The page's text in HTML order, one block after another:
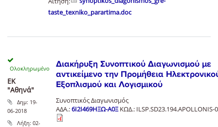
taste_texniko_parartima.doc
Διακήρυξη Συνοπτικού Διαγωνισμού με
αντικείμενο την Προμήθεια
Εξοπλισμού και Λογισμικού
Συνοπτικός Διαγωνισμός
ΑΔΑ.:6Ι2Ι469ΗΞΩ-Α0ΞΚΩΔ.: ILSP.SD23.194.APOLLONIS-
ΕΚ
"Αθηνά"
Δημ: 19-
06-2018
Λήξη: 02-